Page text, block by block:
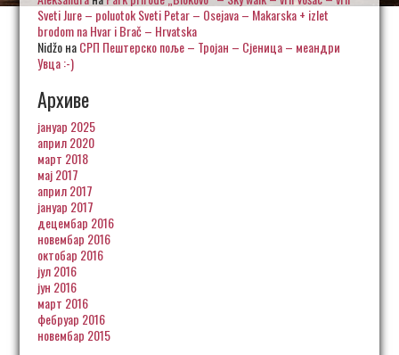
Sveti Jure – poluotok Sveti Petar – Osejava – Makarska + izlet
brodom na Hvar i Brač – Hrvatska
NidžoнаСРП Пештерско поље – Тројан – Сјеница – меандри
Увца :-)
Архиве
јануар 2025
април 2020
март 2018
мај 2017
април 2017
јануар 2017
децембар 2016
новембар 2016
октобар 2016
јул 2016
јун 2016
март 2016
фебруар 2016
новембар 2015